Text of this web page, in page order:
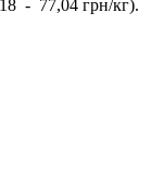
- 77,04 грн/кг).